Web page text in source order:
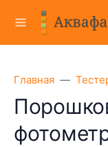
Главная